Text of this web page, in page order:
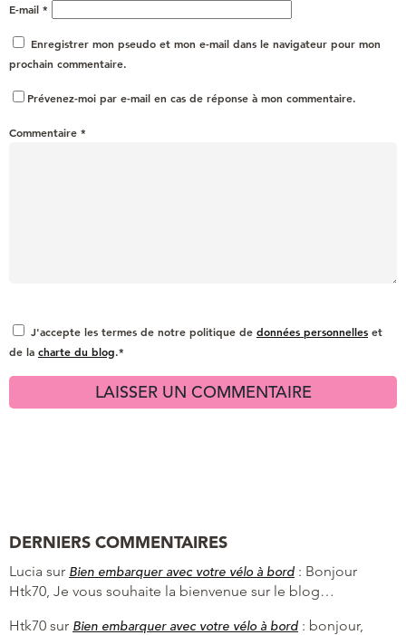
E-mail *
Enregistrer mon pseudo et mon e-mail dans le navigateur pour mon
prochain commentaire.
Prévenez-moi par e-mail en cas de réponse à mon commentaire.
Commentaire *
J'accepte les termes de notre politique de données personnelles et
de la charte du blog.*
DERNIERS COMMENTAIRES
Lucia sur Bien embarquer avec votre vélo à bord : Bonjour
Htk70, Je vous souhaite la bienvenue sur le blog…
Htk70 sur Bien embarquer avec votre vélo à bord : bonjour,